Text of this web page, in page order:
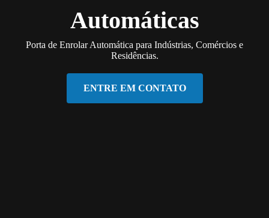
Automáticas
Porta de Enrolar Automática para Indústrias, Comércios e
Residências.
ENTRE EM CONTATO